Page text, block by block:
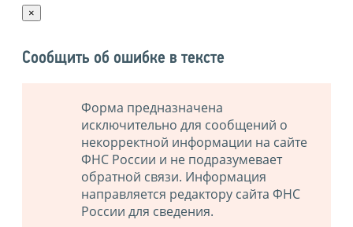
×
Сообщить об ошибке в тексте
Форма предназначена
исключительно для сообщений о
некорректной информации на сайте
ФНС России и не подразумевает
обратной связи. Информация
направляется редактору сайта ФНС
России для сведения.